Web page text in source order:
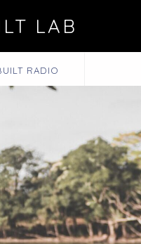
LAB
RADIO